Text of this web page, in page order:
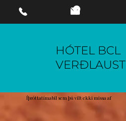
HÓTEL BCL
VERÐLAUST
Íþróttatímabil sem þú vilt ekki missa af